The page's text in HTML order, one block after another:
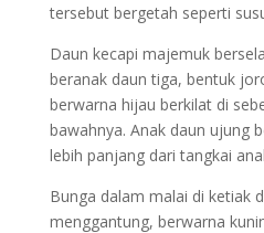
tersebut bergetah seperti
Daun kecapi majemuk
beranak daun tiga, bentuk
berwarna hijau berkilat di
bawahnya. Anak daun ujung
lebih panjang dari tangkai
Bunga dalam malai di ketiak
menggantung, berwarna